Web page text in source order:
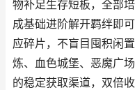
物补足生存短板，全部
成基础进阶解开羁绊即
应碎片，不盲目囤积闲
炼、血色城堡、恶魔广
的稳定获取渠道，双倍